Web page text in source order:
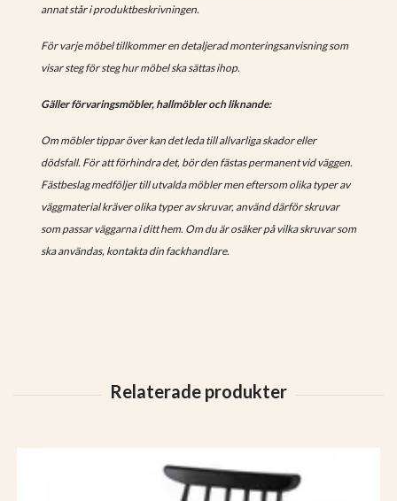
annat står i produktbeskrivningen.
För varje möbel tillkommer en detaljerad monteringsanvisning som
visar steg för steg hur möbel ska sättas ihop.
Gäller förvaringsmöbler, hallmöbler och liknande:
Om möbler tippar över kan det leda till allvarliga skador eller
dödsfall. För att förhindra det, bör den fästas permanent vid väggen.
Fästbeslag medföljer till utvalda möbler men eftersom olika typer av
väggmaterial kräver olika typer av skruvar, använd därför skruvar
som passar väggarna i ditt hem. Om du är osäker på vilka skruvar som
ska användas, kontakta din fackhandlare.